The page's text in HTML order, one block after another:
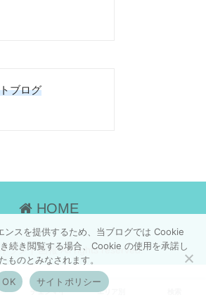
ブログ
HOME
ランド画報 All rights reserved.
チェンマイ エリア別
ンスを提供するため、当ブログでは Cookie
続き閲覧する場合、Cookie の使用を承諾し
たものとみなされます。
OK
サイトポリシー